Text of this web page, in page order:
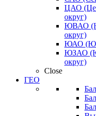
ЦАО
округ)
ЮВАО
округ)
ЮАО
ЮЗАО
округ)
Close
ГЕО